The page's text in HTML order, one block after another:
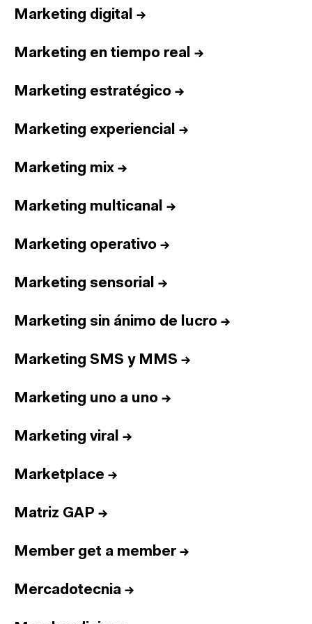
Marketing digital →
Marketing en tiempo real →
Marketing estratégico →
Marketing experiencial →
Marketing mix →
Marketing multicanal →
Marketing operativo →
Marketing sensorial →
Marketing sin ánimo de lucro →
Marketing SMS y MMS →
Marketing uno a uno →
Marketing viral →
Marketplace →
Matriz GAP →
Member get a member→
Mercadotecnia →